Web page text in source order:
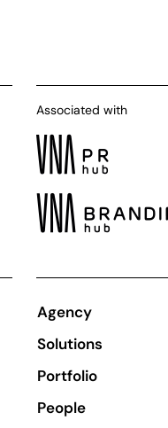
Associated with
Agency
Solutions
Portfolio
People